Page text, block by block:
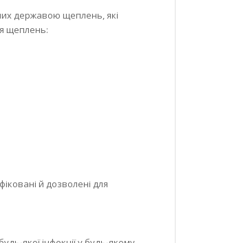
державою щеплень, які
щеплень:
й дозволені для